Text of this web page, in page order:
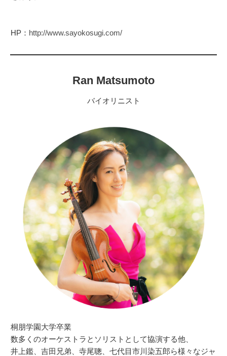
HP： http://www.sayokosugi.com/
Ran Matsumoto
バイオリニスト
桐朋学園大学卒業
数多くのオーケストラとソリストとして協演する他、
井上鑑、吉田兄弟、寺尾聰、七代目市川染五郎ら様々なジャ